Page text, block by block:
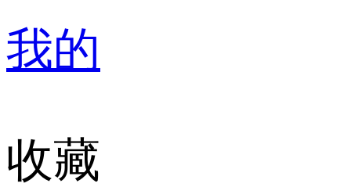
我的
收藏